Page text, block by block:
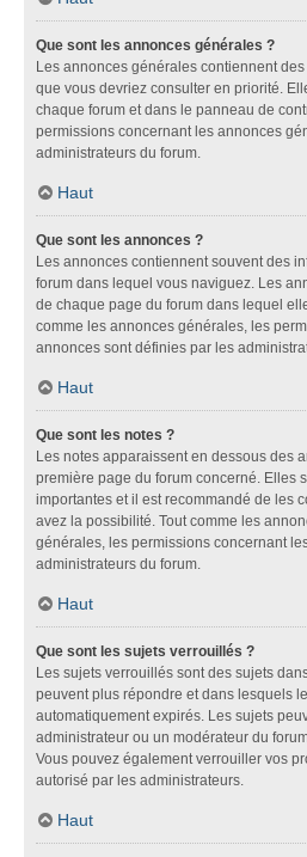
Que sont les annonces générales ?
Les annonces générales contiennent
que vous devriez consulter en priorité.
chaque forum et dans le panneau de
permissions concernant les annonces
administrateurs du forum.
Haut
Que sont les annonces ?
Les annonces contiennent souvent des
forum dans lequel vous naviguez. Les
de chaque page du forum dans lequel
comme les annonces générales, les
annonces sont définies par les
Haut
Que sont les notes ?
Les notes apparaissent en dessous des
première page du forum concerné. Elles
importantes et il est recommandé de les
avez la possibilité. Tout comme les
générales, les permissions concernant
administrateurs du forum.
Haut
Que sont les sujets verrouillés ?
Les sujets verrouillés sont des sujets
peuvent plus répondre et dans lesquels
automatiquement expirés. Les sujets
administrateur ou un modérateur du
Vous pouvez également verrouiller vos
autorisé par les administrateurs.
Haut